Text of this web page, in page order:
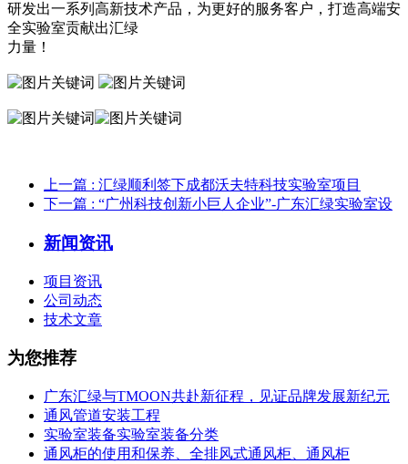
研发出一系列高新技术产品，为更好的服务客户，打造高端安
全实验室贡献出汇绿
力量！
上一篇 : 汇绿顺利签下成都沃夫特科技实验室项目
下一篇 : “广州科技创新小巨人企业”-广东汇绿实验室设
新闻资讯
项目资讯
公司动态
技术文章
为您推荐
广东汇绿与TMOON共赴新征程，见证品牌发展新纪元
通风管道安装工程
实验室装备实验室装备分类
通风柜的使用和保养、全排风式通风柜、通风柜